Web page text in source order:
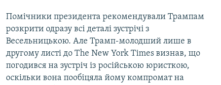
Помічники президента рекомендували Трампам
розкрити одразу всі деталі зустрічі з
Весельницькою. Але Трамп-молодший лише в
другому листі до The New York Times визнав, що
погодився на зустріч із російською юристкою,
оскільки вона пообіцяла йому компромат на